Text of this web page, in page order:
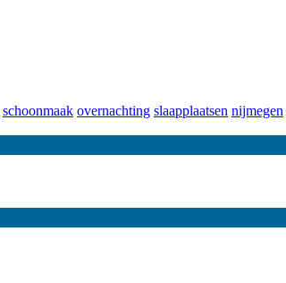
schoonmaak overnachting slaapplaatsen nijmegen